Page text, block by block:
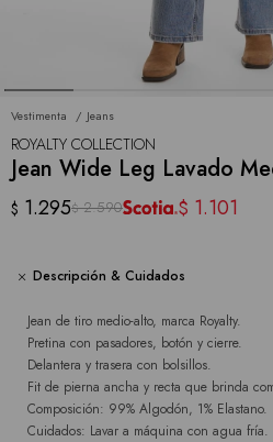
Vestimenta Jeans
ROYALTY COLLECTION
Jean Wide Leg Lavado
$ 1.295$ 2.590 $ 1.101
Descripción & Cuidados
Jean de tiro medio-alto, marca Royalty.
Pretina con pasadores, botón y cierre.
Delantera y trasera con bolsillos.
Fit de pierna ancha y recta que brinda
Composición: 99% Algodón, 1% Elastano.
Cuidados: Lavar a máquina con agua fría.